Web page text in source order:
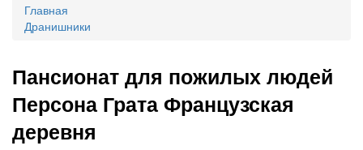
Главная
Дранишники
Пансионат для пожилых людей
Персона Грата Французская
деревня